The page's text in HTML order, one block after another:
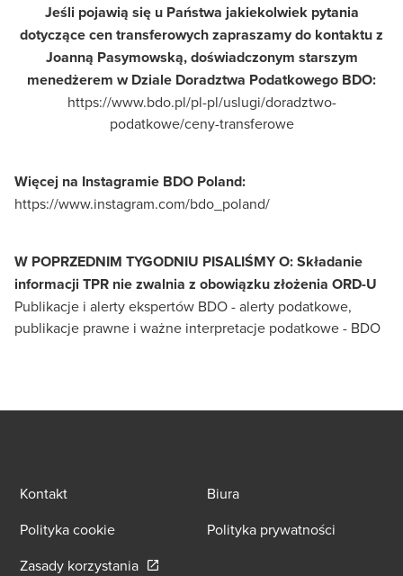
Jeśli pojawią się u Państwa jakiekolwiek pytania
dotyczące cen transferowych zapraszamy do kontaktu z
Joanną Pasymowską, doświadczonym starszym
menedżerem w Dziale Doradztwa Podatkowego BDO:
https://www.bdo.pl/pl-pl/uslugi/doradztwo-
podatkowe/ceny-transferowe
Więcej na Instagramie BDO Poland:
https://www.instagram.com/bdo_poland/
W POPRZEDNIM TYGODNIU PISALIŚMY O: Składanie
informacji TPR nie zwalnia z obowiązku złożenia ORD-U
Publikacje i alerty ekspertów BDO - alerty podatkowe,
publikacje prawne i ważne interpretacje podatkowe - BDO
Kontakt
Biura
Polityka cookie
Polityka prywatności
Zasady korzystaniaOpens in a new window/tab